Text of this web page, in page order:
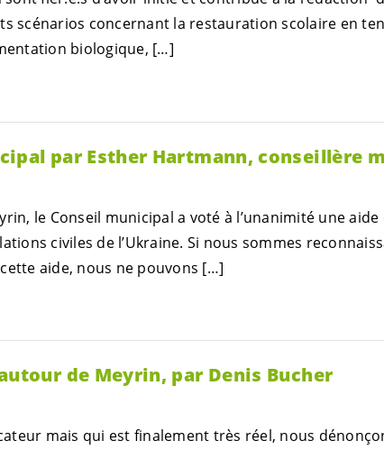
scénarios concernant la restauration scolaire en
biologique, […]
par Esther Hartmann, conseillère
le Conseil municipal a voté à l’unanimité une aide
civiles de l’Ukraine. Si nous sommes
aide, nous ne pouvons […]
de Meyrin, par Denis Bucher
mais qui est finalement très réel, nous